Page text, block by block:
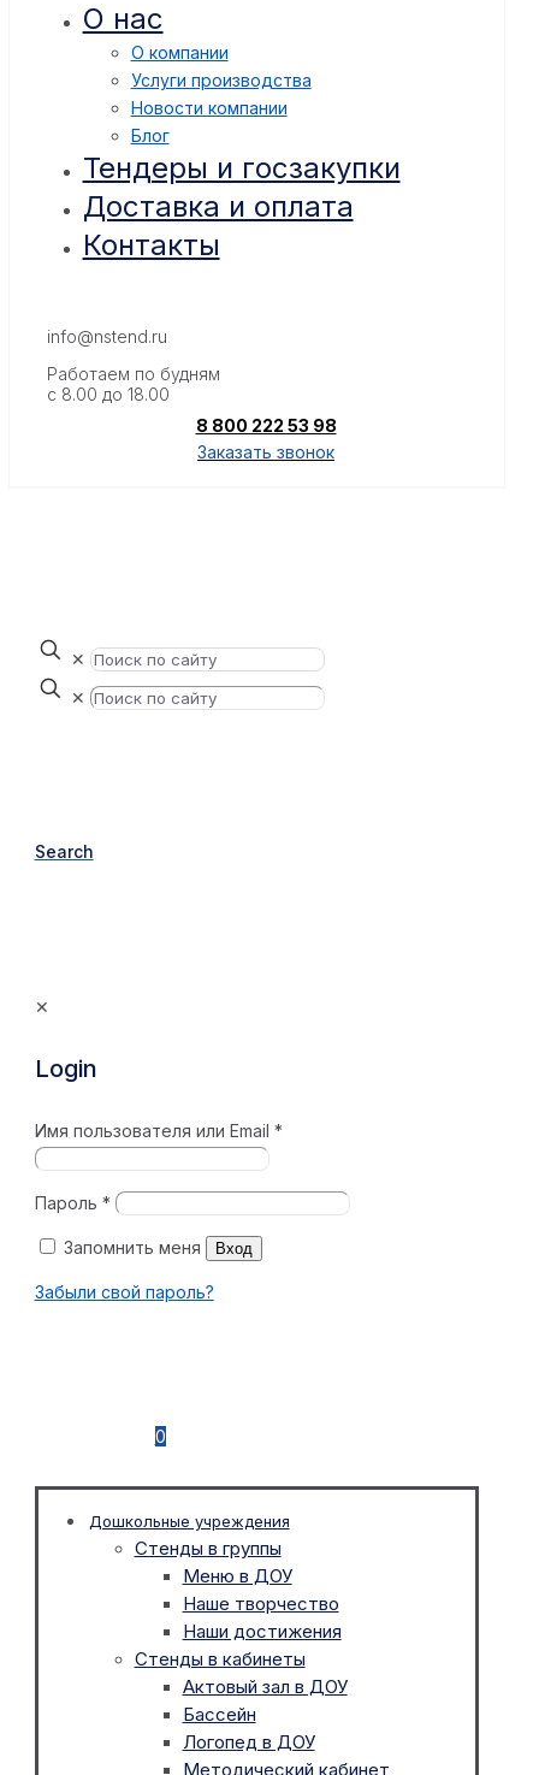
О нас
О компании
Услуги производства
Новости компании
Блог
Тендеры и госзакупки
Доставка и оплата
Контакты
info@nstend.ru
Работаем по будням
с 8.00 до 18.00
8 800 222 53 98
Заказать звонок
✕
✕
Search
✕
Login
Имя пользователя или Email *
Пароль *
Запомнить меня Вход
Забыли свой пароль?
0
Дошкольные учреждения
Стенды в группы
Меню в ДОУ
Наше творчество
Наши достижения
Стенды в кабинеты
Актовый зал в ДОУ
Бассейн
Логопед в ДОУ
Методический кабинет